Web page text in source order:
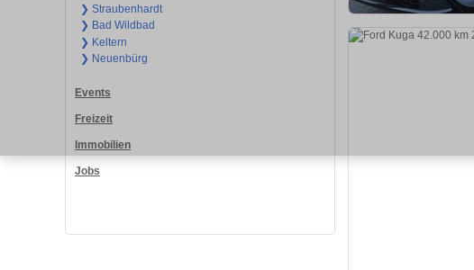
❯ Straubenhardt
❯ Bad Wildbad
❯ Keltern
❯ Neuenbürg
Events
Freizeit
Immobilien
Jobs